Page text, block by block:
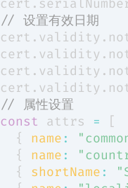
cert .
// 设置有效日期
cert . validity .
cert . validity .
cert . validity .
cert . validity .
// 属性设置
const attrs =
[
{
name :
{
name :
{
shortName :